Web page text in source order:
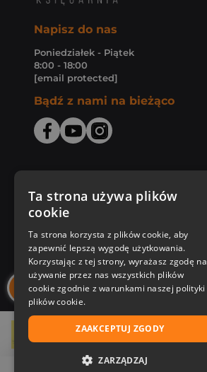
89,27 zł
Napisz do nas
Poniedziałek - Piątek
8:00 - 18:00
[email protected]
Bądź z nami na bieżąco
Zakupy u nas
Nasza oferta
Nasi autorzy
Ta strona używa plików
cookie
Ta strona korzysta z plików cookie, aby
zapewnić lepszą wygodę użytkowania.
Korzystając z tej strony, wyrażasz zgodę na
używanie przez nas wszystkich plików
cookie zgodnie z warunkami naszej polityki
plików cookie.
ZAAKCEPTUJ ZGODY
ZARZĄDZAJ